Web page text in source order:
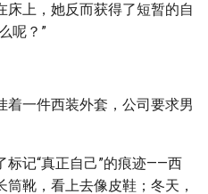
床上，她反而获得了短暂的自
呢？”
着一件西装外套，公司要求男
标记“真正自己”的痕迹——西
靴，看上去像皮鞋；冬天，